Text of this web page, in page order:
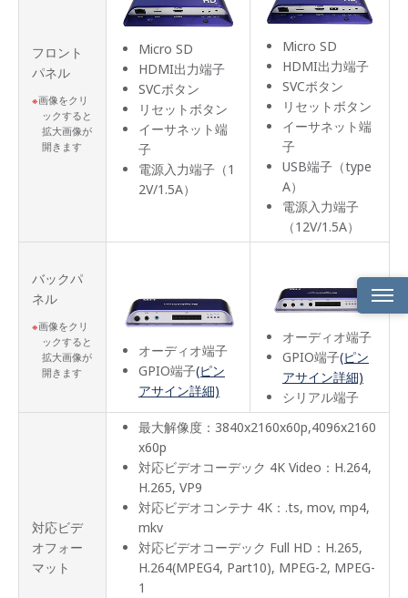
フロント
パネル
画像をクリ
ックすると
拡大画像が
開きます
Micro SD
HDMI出力端子
SVCボタン
リセットボタン
イーサネット端
子
電源入力端子（1
2V/1.5A）
Micro SD
HDMI出力端子
SVCボタン
リセットボタン
イーサネット端
子
USB端子（type
A）
電源入力端子
（12V/1.5A）
バックパ
ネル
画像をクリ
ックすると
拡大画像が
開きます
オーディオ端子
GPIO端子(ピン
アサイン詳細)
オーディオ端子
GPIO端子(ピン
アサイン詳細)
シリアル端子
対応ビデ
オフォー
マット
最大解像度：3840x2160x60p,4096x2160
x60p
対応ビデオコーデック 4K Video：H.264,
H.265, VP9
対応ビデオコンテナ 4K：.ts, mov, mp4,
mkv
対応ビデオコーデック Full HD：H.265,
H.264(MPEG4, Part10), MPEG-2, MPEG-
1
高い
性と
られ
る
HD・
ベー
に最